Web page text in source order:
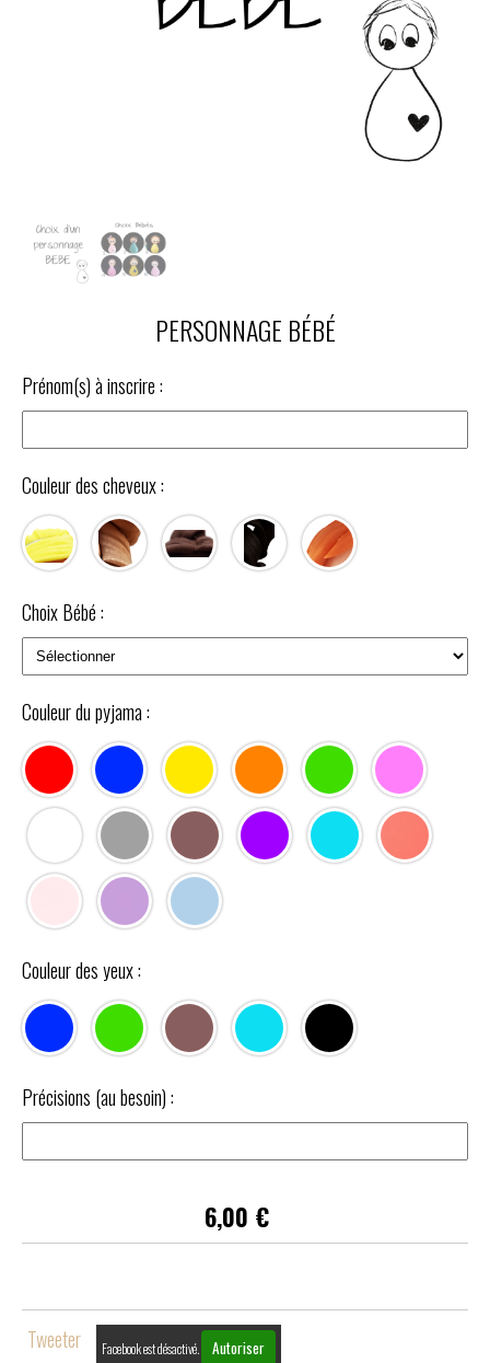
PERSONNAGE BÉBÉ
Prénom(s) à inscrire :
Couleur des cheveux :
Choix Bébé :
Couleur du pyjama :
Couleur des yeux :
Précisions (au besoin) :
6,00 €
Tweeter Facebook est désactivé. Autoriser